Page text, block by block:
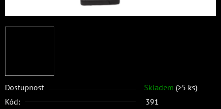
Dostupnost Skladem (>5 ks)
Kód:
391